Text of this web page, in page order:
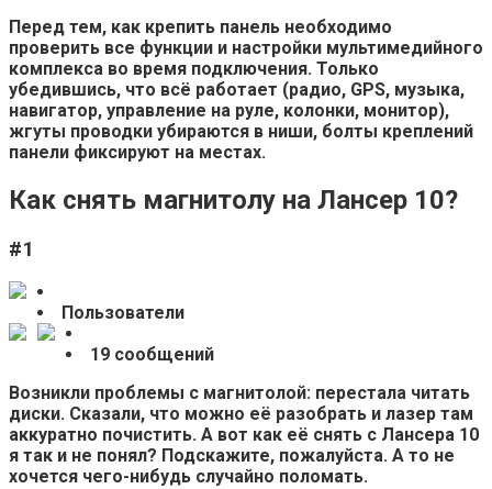
Перед тем, как крепить панель необходимо
проверить все функции и настройки мультимедийного
комплекса во время подключения. Только
убедившись, что всё работает (радио, GPS, музыка,
навигатор, управление на руле, колонки, монитор),
жгуты проводки убираются в ниши, болты креплений
панели фиксируют на местах.
Как снять магнитолу на Лансер 10?
#1
Пользователи
19 сообщений
Возникли проблемы с магнитолой: перестала читать
диски. Сказали, что можно её разобрать и лазер там
аккуратно почистить. А вот как её снять с Лансера 10
я так и не понял? Подскажите, пожалуйста. А то не
хочется чего-нибудь случайно поломать.